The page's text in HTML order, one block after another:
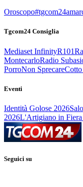
Oroscopo
Tgcom24 Consiglia
Mediaset InfinityR101
MontecarloRadio
PorroNon Sprecare
Eventi
Identità Golose 2026
2026L'Artigiano in
Seguici su